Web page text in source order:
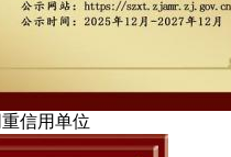
信用单位